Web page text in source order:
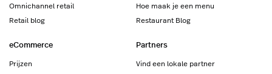
Omnichannel retail
Retail blog
Hoe maak je een menu
Restaurant Blog
eCommerce
Prijzen
Partners
Vind een lokale partner